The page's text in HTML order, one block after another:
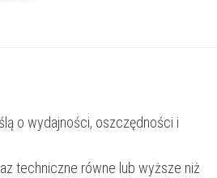
o wydajności, oszczędności i
techniczne równe lub wyższe niż